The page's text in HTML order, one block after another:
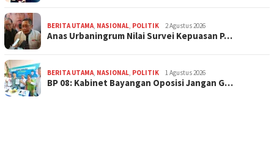
BERITA UTAMA, NASIONAL, POLITIK 2 Agustus 2026
Anas Urbaningrum Nilai Survei Kepuasan P…
BERITA UTAMA, NASIONAL, POLITIK 1 Agustus 2026
BP 08: Kabinet Bayangan Oposisi Jangan G…